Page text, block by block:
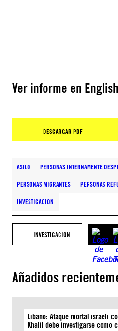
Ver informe en English
DESCARGAR PDF
ASILO PERSONAS INTERNAMENTE
PERSONAS MIGRANTES PERSONAS
INVESTIGACIÓN
INVESTIGACIÓN
Añadidos
Líbano: Ataque mortal israelí
Khalil debe investigarse como